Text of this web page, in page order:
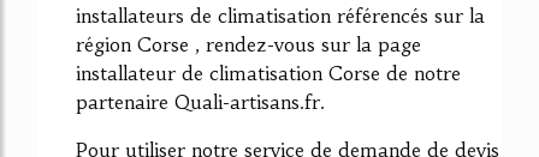
installateurs de climatisation référencés sur la
région Corse , rendez-vous sur la page
installateur de climatisation Corse de notre
partenaire Quali-artisans.fr.
Pour utiliser notre service de demande de devis